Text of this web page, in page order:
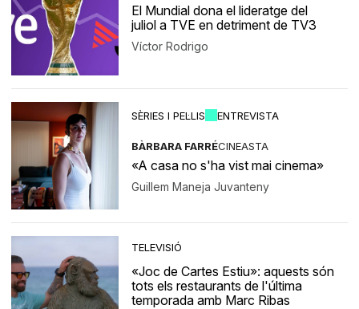
El Mundial dona el lideratge del
juliol a TVE en detriment de TV3
Víctor Rodrigo
SÈRIES I PEL·LIS ENTREVISTA
BÀRBARA FARRÉCINEASTA
«A casa no s'ha vist mai cinema»
Guillem Maneja Juvanteny
TELEVISIÓ
«Joc de Cartes Estiu»: aquests són
tots els restaurants de l'última
temporada amb Marc Ribas